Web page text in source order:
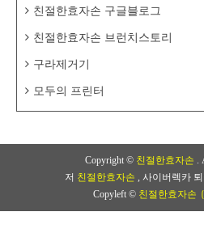
친절한효자손 구글블로그
친절한효자손 브런치스토리
구라제거기
모두의 프린터
Copyright © 친절한효자손 .
저 친절한효자손 , 사이버렉카
Copyleft © 친절한효자손